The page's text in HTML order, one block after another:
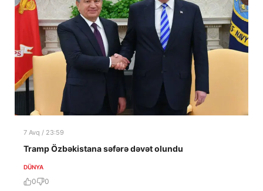
7 Avq / 23:59
Tramp Özbəkistana səfərə dəvət olundu
DÜNYA
0 0